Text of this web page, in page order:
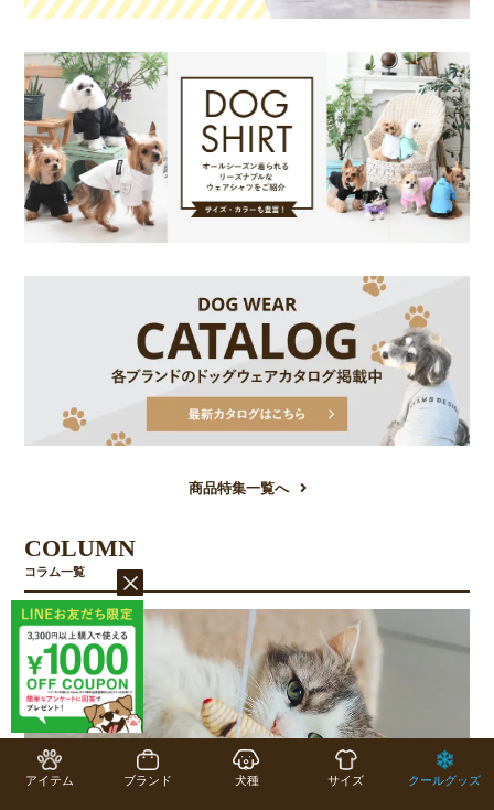
アイテム ブランド 犬種 サイズ クールグッズ
商品特集一覧へ
COLUMN
コラム一覧